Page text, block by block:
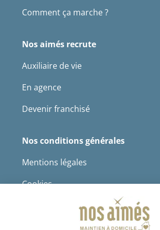
Comment ça marche ?
Nos aimés recrute
Auxiliaire de vie
En agence
Devenir franchisé
Nos conditions générales
Mentions légales
Cookies
Protection des données à